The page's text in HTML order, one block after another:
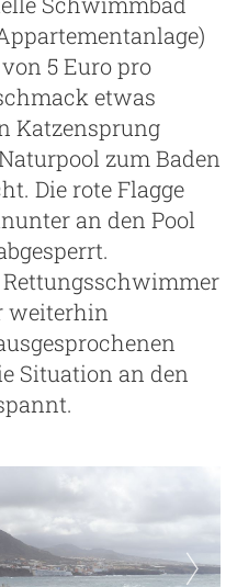
5 Euro pro
etwas
Katzensprung
zum Baden
Die rote Flagge
an den Pool
weiterhin
Situation an den